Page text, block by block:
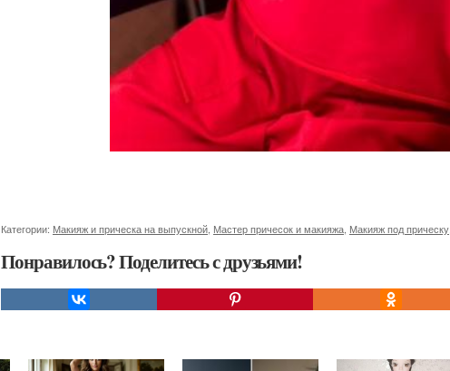
Категории: Макияж и прическа на выпускной Мастер причесок и макияжа Макияж под прическу
Понравилось? Поделитесь с друзьями!